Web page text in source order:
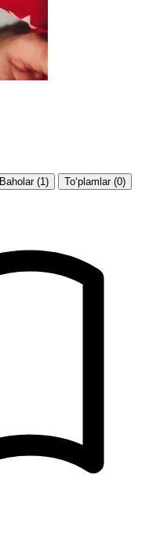
Baholar (1) To‘plamlar (0)